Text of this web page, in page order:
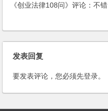
《创业法律108问》评论：不错
发表回复
要发表评论，您必须先登录。